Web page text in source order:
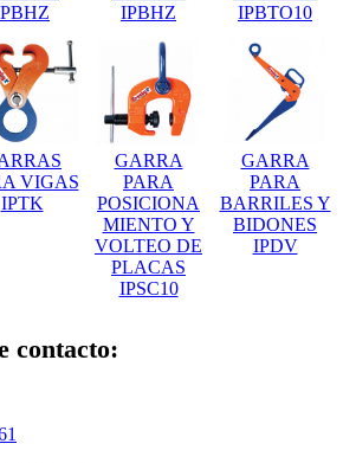
IPBHZ
IPBTO10
VIGAS
IPTK
GARRA
PARA
POSICIONA
MIENTO Y
VOLTEO DE
PLACAS
IPSC10
GARRA
PARA
BARRILES Y
BIDONES
IPDV
contacto: